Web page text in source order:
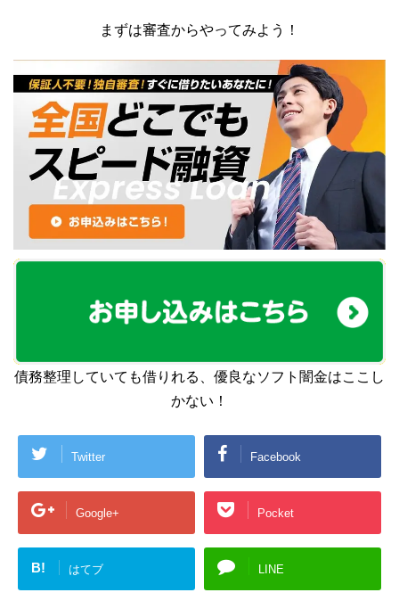
まずは審査からやってみよう！
債務整理していても借りれる、優良なソフト闇金はここし
かない！
Twitter Facebook
Google+ Pocket
B! はてブ LINE